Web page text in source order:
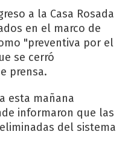
a la Casa Rosada
en el marco de
"preventiva por el
se cerró
prensa.
esta mañana
informaron que las
del sistema